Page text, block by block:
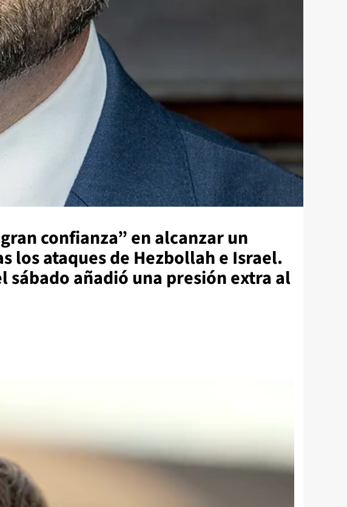
confianza” en alcanzar un
los ataques de Hezbollah e Israel.
sábado añadió una presión extra al